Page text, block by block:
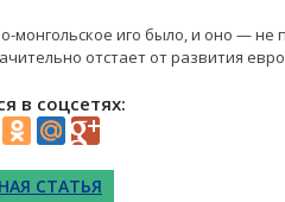
монгольское иго было, и оно — не
отстает от развития
в соцсетях:
СТАТЬЯ